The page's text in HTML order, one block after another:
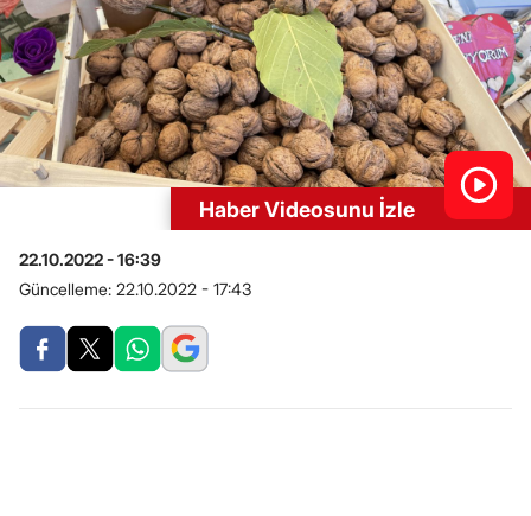
Haber Videosunu İzle
22.10.2022 - 16:39
Güncelleme: 22.10.2022 - 17:43